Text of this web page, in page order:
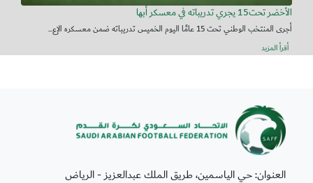
الأخضر تحت15 يجري تدريباته في معسكر أبها
أجرى المنتخب الوطني تحت 15 عامًا اليوم الخميس تدريباته ضمن معسكره الإع...
أقرأ المزيد
العنوان: حي الياسمين، طريق الملك عبدالعزيز - الرياض